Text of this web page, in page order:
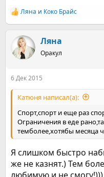
Р
е
и
Ляна и Коко Брайс
Ляна
Оракул
6 Дек 2015
Катюня написал(а):
Спорт,спорт и еще раз
Ограничения в еде
темболее,хотябы месяца
Я слишком быстро
же не казнят.) Тем
любимую и не смогу!)))